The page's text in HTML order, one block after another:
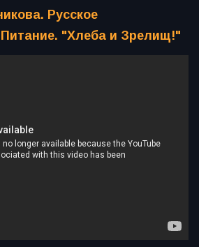
Русское
Питание. "Хлеба и Зрелищ!"